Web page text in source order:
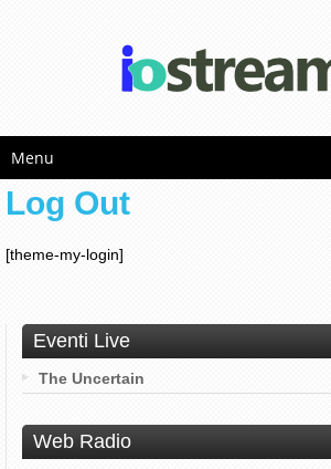
Menu
Log Out
[theme-my-login]
Eventi Live
The Uncertain
Web Radio